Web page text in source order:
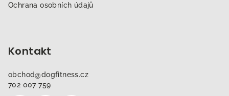
Ochrana osobních údajů
Kontakt
obchod@dogfitness.cz
702 007 759